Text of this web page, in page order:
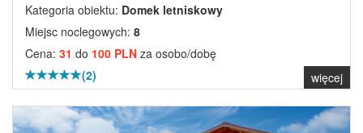
Kategoria obiektu: Domek letniskowy
Miejsc noclegowych: 8
Cena: 31 do 100 PLN za osobo/dobę
(2)
więcej